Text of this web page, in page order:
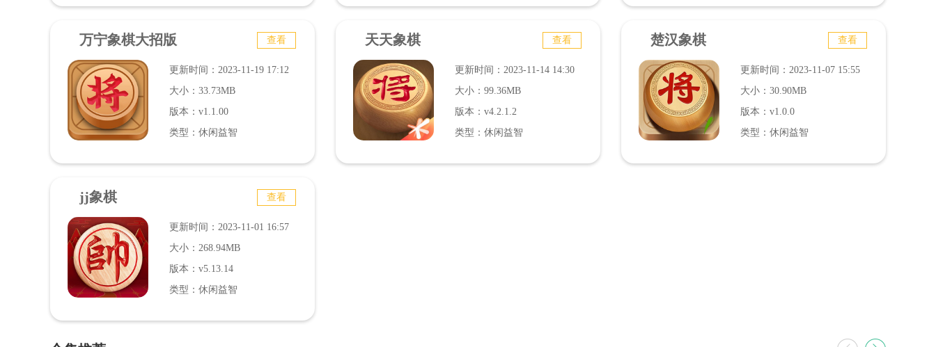
万宁象棋大招版 查看
更新时间：2023-11-19 17:12
大小：33.73MB
版本：v1.1.00
类型：休闲益智
天天象棋 查看
更新时间：2023-11-14 14:30
大小：99.36MB
版本：v4.2.1.2
类型：休闲益智
楚汉象棋 查看
更新时间：2023-11-07 15:55
大小：30.90MB
版本：v1.0.0
类型：休闲益智
jj象棋 查看
更新时间：2023-11-01 16:57
大小：268.94MB
版本：v5.13.14
类型：休闲益智